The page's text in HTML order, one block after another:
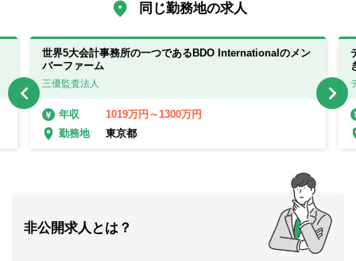
同じ勤務地の求人
世界5大会計事務所の一つであるBDO Internationalのメン
バーファーム
三優監査法人
年収
1019万円～1300万円
勤務地
東京都
非公開求人とは？